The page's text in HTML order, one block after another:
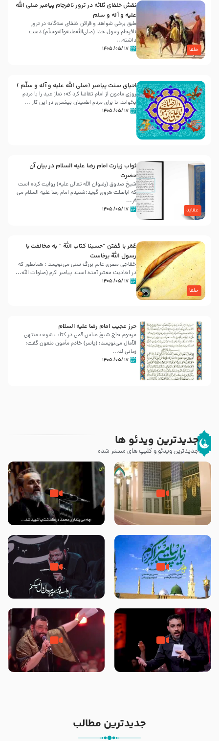
خلفا
نقش خلفای ثلاثه در ترور نافرجام پیامبر صلی الله
علیه و آله و سلم
طبق برخی شواهد و قرائن خلفای سه‌گانه در ترور
نافرجام رسول خدا (صلی‌الله‌علیه‌و‌آله‌وسلّم) دست
داشته‌...
۱۷ /۰۵/ ۱۴۰۵
احیای سنت پیامبر (صلی الله علیه و آله و سلّم )
روزی مامون از امام تقاضا کرد که: نماز عید را با مردم
بخواند، تا برای مردم اطمینان بیشتری در این کار ...
۱۷ /۰۵/ ۱۴۰۵
عقاید
ثواب زیارت امام رضا علیه السلام در بیان آن
حضرت
شیخ صدوق (رضوان الله تعالی علیه) روایت کرده است
که اباصلت هروی گوید:شنیدم امام رضا علیه السلام می
فر...
۱۷ /۰۵/ ۱۴۰۵
خلفا
عُمَر با گفتن “حسبنا كتاب اللّه ” به مخالفت با
رسول اللّه برخاست
خفاجی مصری عالم بزرگ سنی می‌نویسد : همانطور که
در احادیث معتبر آمده است، پیامبر اکرم (صلوات اللّه...
۱۷ /۰۵/ ۱۴۰۵
حرز عجیب امام رضا علیه السلام
مرحوم حاج شیخ عباس قمی در کتاب شریف منتهی
الآمال می‌نویسد: (ياسر) خادم مأمون ملعون گفت:
زمانى ك...
۱۷ /۰۵/ ۱۴۰۵
جدیدترین ویدئو ها
جدیدترین ویدئو و کلیپ های منتشر شده
زیارت پیامبر اکرم صلی الله علیه و
اله و سلم در مدینه به همراه
مرگ یا قتل – ملا باسم کربلایی
زیارت پیامبر اکرم صلی الله علیه و
آله در روز شنبه با نوای علی فانی
مصداق کربلا – حاج حسین سیب
سرخی
شور ، حسینا! به‌ حق زهرا «أُنْظُرْ
إِلَینا» – عزاداری شب هفتم ماه
جانا جانا ابی عبدالله – کربلایی جواد
مقدم – شب هشتم محرم 1448 –
جدیدترین مطالب